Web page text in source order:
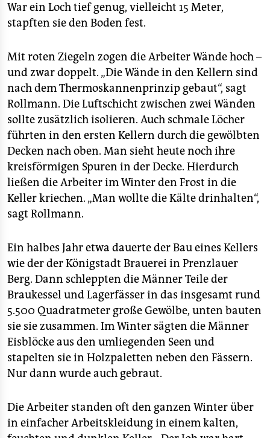
War ein Loch tief genug, vielleicht 15 Meter,
stapften sie den Boden fest.
Mit roten Ziegeln zogen die Arbeiter Wände hoch –
und zwar doppelt. „Die Wände in den Kellern sind
nach dem Thermoskannenprinzip gebaut“, sagt
Rollmann. Die Luftschicht zwischen zwei Wänden
sollte zusätzlich isolieren. Auch schmale Löcher
führten in den ersten Kellern durch die gewölbten
Decken nach oben. Man sieht heute noch ihre
kreisförmigen Spuren in der Decke. Hierdurch
ließen die Arbeiter im Winter den Frost in die
Keller kriechen. „Man wollte die Kälte drinhalten“,
sagt Rollmann.
Ein halbes Jahr etwa dauerte der Bau eines Kellers
wie der der Königstadt Brauerei in Prenzlauer
Berg. Dann schleppten die Männer Teile der
Braukessel und Lagerfässer in das insgesamt rund
5.500 Quadratmeter große Gewölbe, unten bauten
sie sie zusammen. Im Winter sägten die Männer
Eisblöcke aus den umliegenden Seen und
stapelten sie in Holzpaletten neben den Fässern.
Nur dann wurde auch gebraut.
Die Arbeiter standen oft den ganzen Winter über
in einfacher Arbeitskleidung in einem kalten,